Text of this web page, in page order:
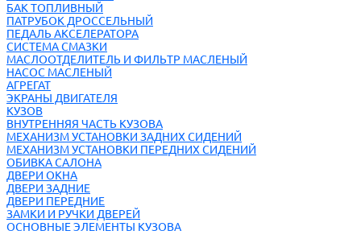
БАК ТОПЛИВНЫЙ
ПАТРУБОК ДРОССЕЛЬНЫЙ
ПЕДАЛЬ АКСЕЛЕРАТОРА
СИСТЕМА СМАЗКИ
МАСЛООТДЕЛИТЕЛЬ И ФИЛЬТР МАСЛЕНЫЙ
НАСОС МАСЛЕНЫЙ
АГРЕГАТ
ЭКРАНЫ ДВИГАТЕЛЯ
КУЗОВ
ВНУТРЕННЯЯ ЧАСТЬ КУЗОВА
МЕХАНИЗМ УСТАНОВКИ ЗАДНИХ СИДЕНИЙ
МЕХАНИЗМ УСТАНОВКИ ПЕРЕДНИХ СИДЕНИЙ
ОБИВКА САЛОНА
ДВЕРИ ОКНА
ДВЕРИ ЗАДНИЕ
ДВЕРИ ПЕРЕДНИЕ
ЗАМКИ И РУЧКИ ДВЕРЕЙ
ОСНОВНЫЕ ЭЛЕМЕНТЫ КУЗОВА